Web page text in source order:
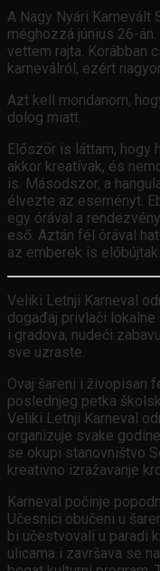
A Nagy Nyári
méghozzá június 26-
vettem rajta. Korábban
karneválról, ezért
Azt kell mondanom,
dolog miatt.
Először is láttam, hogy
akkor kreatívak, és
is. Másodszor, a
élvezte az eseményt.
egy órával a
eső. Aztán fél órával
az emberek is előbújtak.
Veliki Letnji Karneval
događaj privlači
i gradova, nudeći
sve uzraste.
Ovaj šareni i živopisan
poslednjeg petka
Veliki Letnji Karneval
organizuje svake
se okupi stanovništvo
kreativno izražavanje
Karneval počinje
Učesnici obučeni u
bi učestvovali u paradi
ulicama i završava se